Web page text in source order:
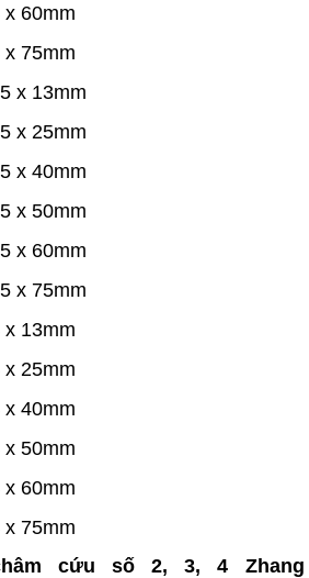
60mm
75mm
x 13mm
x 25mm
x 40mm
x 50mm
x 60mm
x 75mm
13mm
25mm
40mm
50mm
60mm
75mm
cứu số 2, 3, 4 Zhang